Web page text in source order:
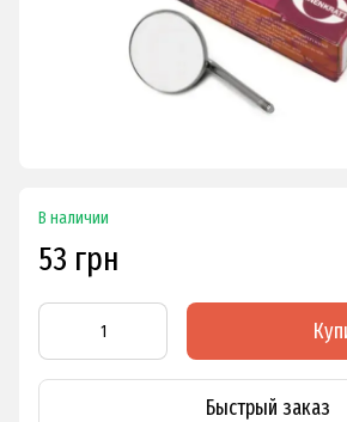
В наличии
53 грн
Быстрый заказ